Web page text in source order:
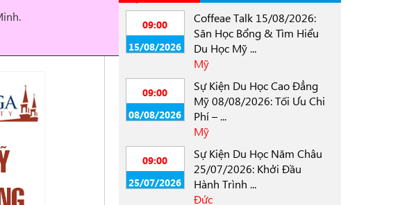
09:00
15/08/2026
Coffeae Talk 15/08/2026:
Săn Học Bổng & Tìm Hiểu
Du Học Mỹ ...
Mỹ
09:00
08/08/2026
Sự Kiện Du Học Cao Đẳng
Mỹ 08/08/2026: Tối Ưu Chi
Phí – ...
Mỹ
09:00
25/07/2026
Sự Kiện Du Học Năm Châu
25/07/2026: Khởi Đầu
Hành Trình ...
Đức